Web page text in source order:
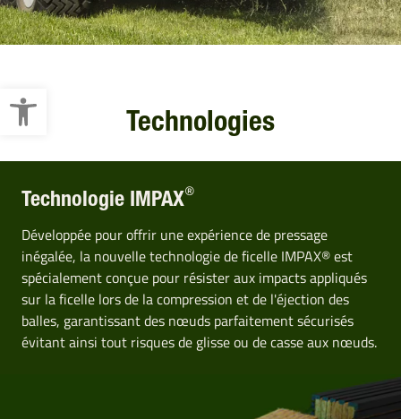
Ouvrir la barre d’outils
Technologies
Technologie IMPAX®
Développée pour offrir une expérience de pressage
inégalée, la nouvelle technologie de ficelle IMPAX® est
spécialement conçue pour résister aux impacts appliqués
sur la ficelle lors de la compression et de l'éjection des
balles, garantissant des nœuds parfaitement sécurisés
évitant ainsi tout risques de glisse ou de casse aux nœuds.